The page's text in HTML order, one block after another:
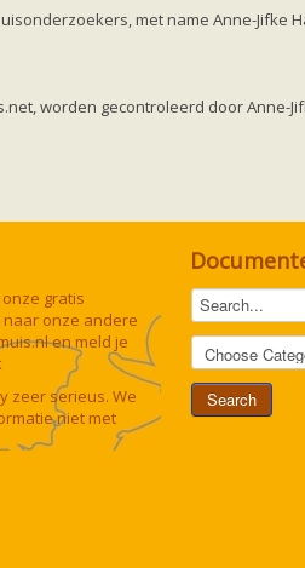
met name Anne-Jifke
worden gecontroleerd door Anne-
gratis
onze andere
en meld je
zeer serieus. We
niet met